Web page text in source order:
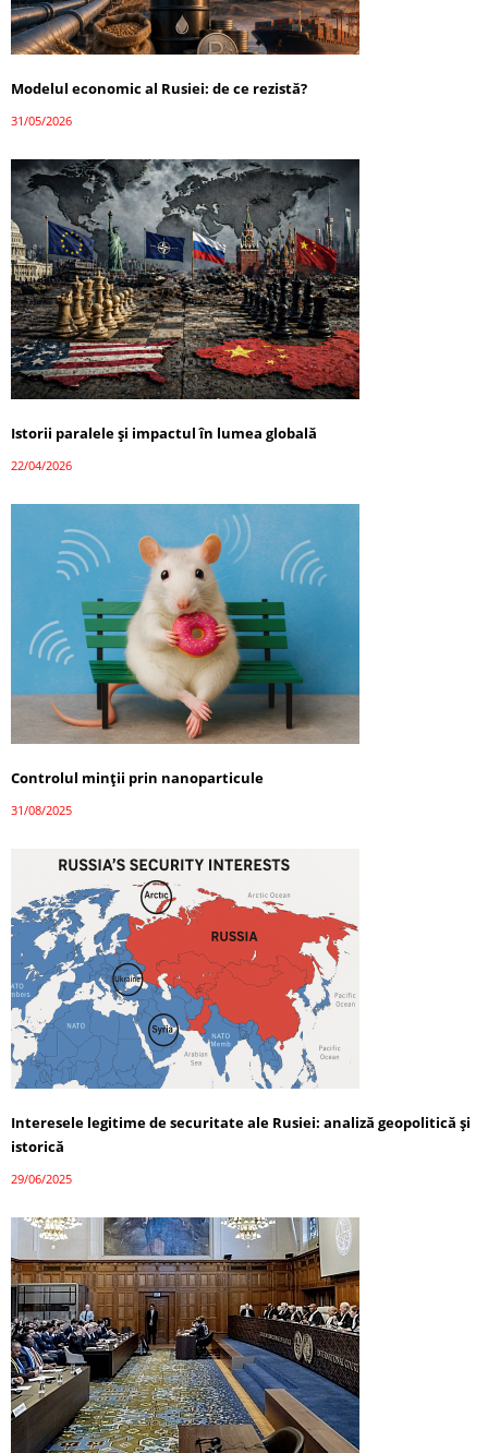
Modelul economic al Rusiei: de ce rezistă?
31/05/2026
Istorii paralele și impactul în lumea globală
22/04/2026
Controlul minții prin nanoparticule
31/08/2025
Interesele legitime de securitate ale Rusiei: analiză geopolitică și
istorică
29/06/2025